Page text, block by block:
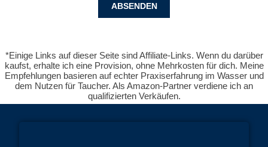
*Einige Links auf dieser Seite sind Affiliate-Links. Wenn du darüber
kaufst, erhalte ich eine Provision, ohne Mehrkosten für dich. Meine
Empfehlungen basieren auf echter Praxiserfahrung im Wasser und
dem Nutzen für Taucher. Als Amazon-Partner verdiene ich an
qualifizierten Verkäufen.